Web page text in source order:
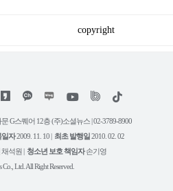
copyright
위
트
유
튜
틱
G스퀘어 12층 (주)소셜뉴스 | 02-3789-8900
일자2009. 11. 10 | 최초 발행일 2010. 02. 02
채석원 | 청소년 보호 책임자손기영
Ltd. All Right Reserved.